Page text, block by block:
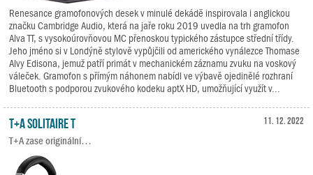
Renesance gramofonových desek v minulé dekádě inspirovala i anglickou
značku Cambridge Audio, která na jaře roku 2019 uvedla na trh gramofon
Alva TT, s vysokoúrovňovou MC přenoskou typického zástupce střední třídy.
Jeho jméno si v Londýně stylově vypůjčili od amerického vynálezce Thomase
Alvy Edisona, jemuž patří primát v mechanickém záznamu zvuku na voskový
váleček. Gramofon s přímým náhonem nabídl ve výbavě ojedinělé rozhraní
Bluetooth s podporou zvukového kodeku aptX HD, umožňující využít v...
11. 12. 2022
T+A Solitaire T
T+A zase originální…